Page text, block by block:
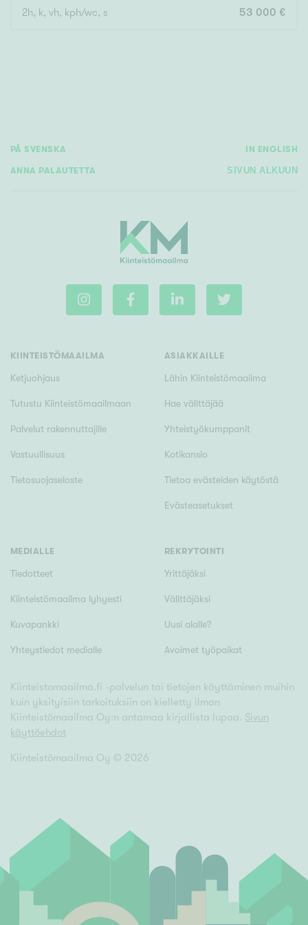
Tyydyttävä
Ominaisuudet
Hissi
Oma sauna
2h, k, vh, kph/wc, s 53 000 €
PÅ SVENSKA IN ENGLISH
ANNA PALAUTETTA SIVUN ALKUUN
KIINTEISTÖMAAILMA
Ketjuohjaus
Tutustu Kiinteistömaailmaan
Palvelut rakennuttajille
Vastuullisuus
Tietosuojaseloste
ASIAKKAILLE
Lähin Kiinteistömaailma
Hae välittäjää
Yhteistyökumppanit
Kotikansio
Tietoa evästeiden käytöstä
Evästeasetukset
MEDIALLE
Tiedotteet
Kiinteistömaailma lyhyesti
Kuvapankki
Yhteystiedot medialle
REKRYTOINTI
Yrittäjäksi
Välittäjäksi
Uusi alalle?
Avoimet työpaikat
Kiinteistomaailma.fi -palvelun tai tietojen käyttäminen muihin
kuin yksityisiin tarkoituksiin on kielletty ilman
Kiinteistömaailma Oy:n antamaa kirjallista lupaa. Sivun
käyttöehdot
Kiinteistömaailma Oy © 2026